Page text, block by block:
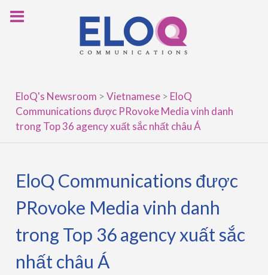
EloQ's Newsroom >Vietnamese > EloQ
Communications được PRovoke Media vinh danh
trong Top 36 agency xuất sắc nhất châu Á
EloQ Communications được
PRovoke Media vinh danh
trong Top 36 agency xuất sắc
nhất châu Á